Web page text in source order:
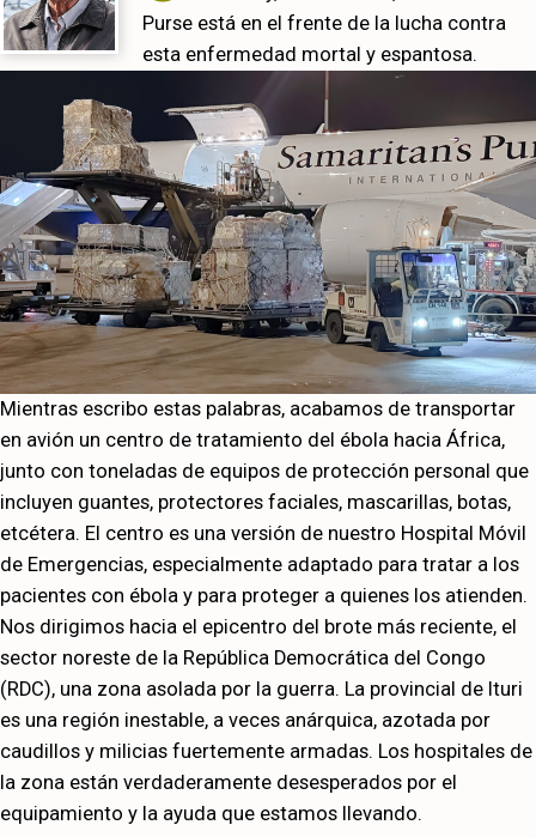
Purse está en el frente de la lucha contra
esta enfermedad mortal y espantosa.
Mientras escribo estas palabras, acabamos de transportar
en avión un centro de tratamiento del ébola hacia África,
junto con toneladas de equipos de protección personal que
incluyen guantes, protectores faciales, mascarillas, botas,
etcétera. El centro es una versión de nuestro Hospital Móvil
de Emergencias, especialmente adaptado para tratar a los
pacientes con ébola y para proteger a quienes los atienden.
Nos dirigimos hacia el epicentro del brote más reciente, el
sector noreste de la República Democrática del Congo
(RDC), una zona asolada por la guerra. La provincial de Ituri
es una región inestable, a veces anárquica, azotada por
caudillos y milicias fuertemente armadas. Los hospitales de
la zona están verdaderamente desesperados por el
equipamiento y la ayuda que estamos llevando.